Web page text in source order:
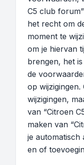
C5 club
het recht om
moment te
om je hiervan
brengen, het
de
op wijzigingen.
wijzigingen,
van “Citroen
maken van
je automatisch
en of